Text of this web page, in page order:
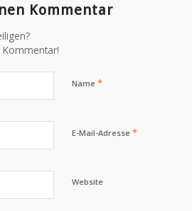
Kommentar
Kommentar!
Name *
E-Mail-Adresse *
Website